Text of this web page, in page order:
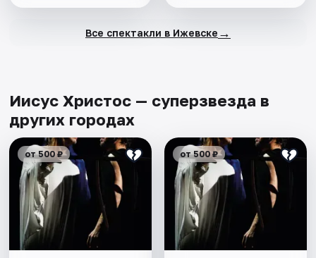
Все спектакли в Ижевске →
Иисус Христос — суперзвезда в
других городах
от 500 ₽ от 500 ₽